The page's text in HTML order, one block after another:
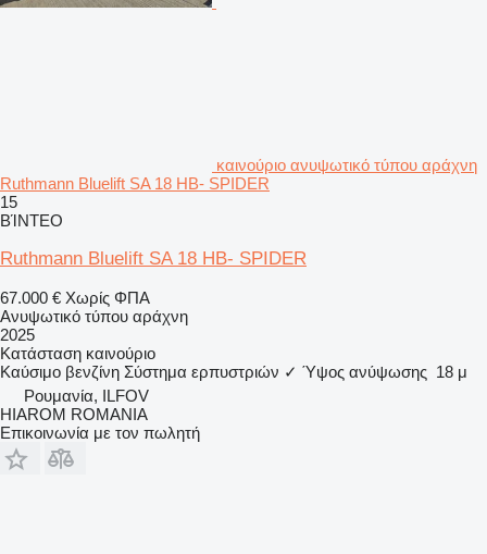
καινούριο ανυψωτικό τύπου αράχνη
Ruthmann Bluelift SA 18 HB- SPIDER
15
ΒΊΝΤΕΟ
Ruthmann Bluelift SA 18 HB- SPIDER
67.000 € Χωρίς ΦΠΑ
Ανυψωτικό τύπου αράχνη
2025
Κατάσταση καινούριο
Καύσιμο βενζίνη Σύστημα ερπυστριών ✓ Ύψος ανύψωσης 18 μ
Ρουμανία, ILFOV
HIAROM ROMANIA
Επικοινωνία με τον πωλητή